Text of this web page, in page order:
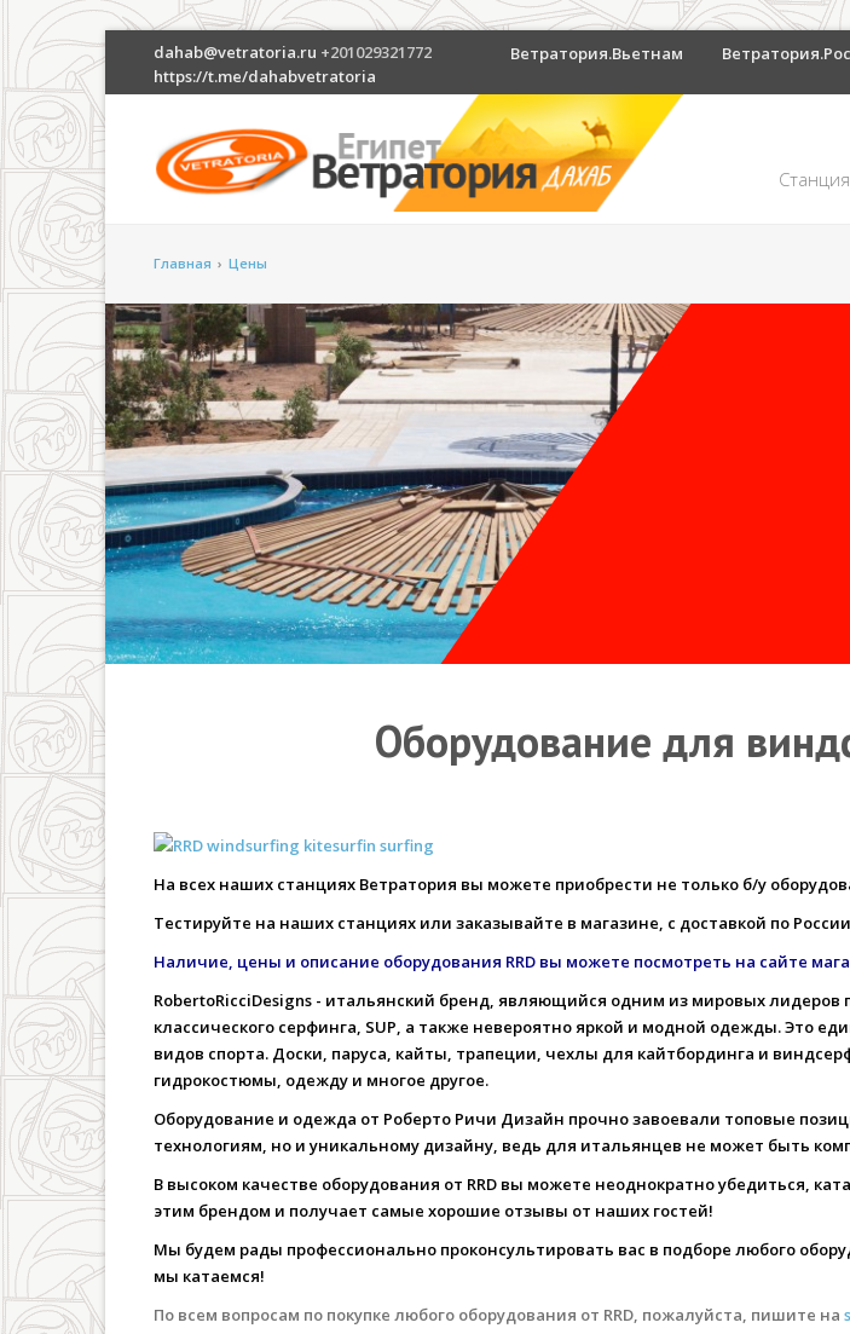
dahab@vetratoria.ru +201029321772
https://t.me/dahabvetratoria
Ветратория.Вьетнам
Станция
Главная › Цены
Оборудование для
На всех наших станциях Ветратория вы можете приобрести не только б/у
Тестируйте на наших станциях или заказывайте в магазине, с доставкой по
Наличие, цены и описание оборудования RRD вы можете посмотреть на сайте
RobertoRicciDesigns - итальянский бренд, являющийся одним из мировых лидеров
классического серфинга, SUP, а также невероятно яркой и модной одежды. Это
видов спорта. Доски, паруса, кайты, трапеции, чехлы для кайтбординга и
гидрокостюмы, одежду и многое другое.
Оборудование и одежда от Роберто Ричи Дизайн прочно завоевали топовые
технологиям, но и уникальному дизайну, ведь для итальянцев не может быть
В высоком качестве оборудования от RRD вы можете неоднократно убедиться,
этим брендом и получает самые хорошие отзывы от наших гостей!
Мы будем рады профессионально проконсультировать вас в подборе любого
мы катаемся!
По всем вопросам по покупке любого оборудования от RRD, пожалуйста, пишите на